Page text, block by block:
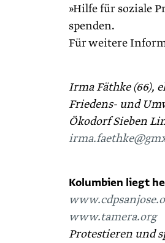
»Hilfe für soziale
spenden.
Für weitere
Irma Fäthke (66),
Friedens- und
Ökodorf Sieben
Kolumbien liegt
www.tamera.org
Protestieren und